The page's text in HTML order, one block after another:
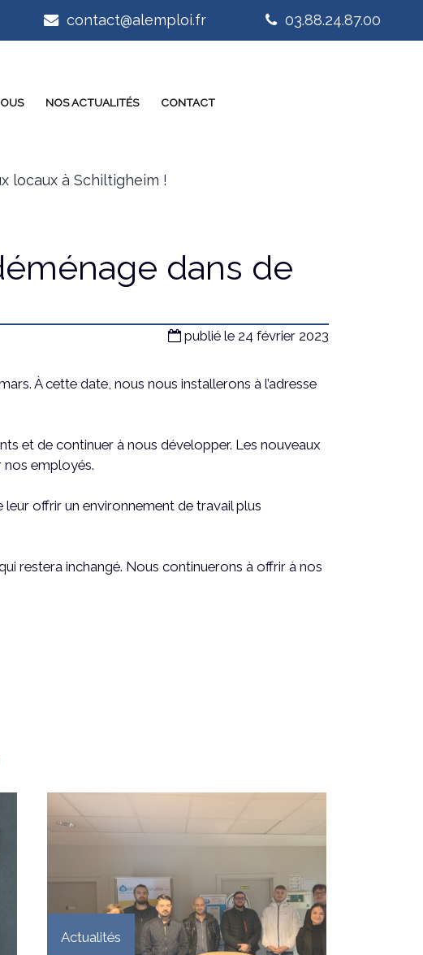
NOS ACTUALITÉS CONTACT
contact@alemploi.fr 03.88.24.87.00
locaux à Schiltigheim !
dans de
publié le 24 février 2023
À cette date, nous nous installerons à l’adresse
et de continuer à nous développer. Les nouveaux
nos employés.
offrir un environnement de travail plus
restera inchangé. Nous continuerons à offrir à nos
Actualités